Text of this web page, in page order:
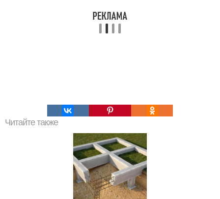
Читайте также